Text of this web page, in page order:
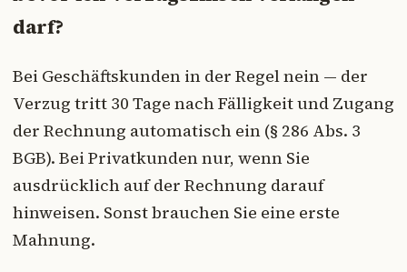
darf?
Bei Geschäftskunden in der Regel nein — der
Verzug tritt 30 Tage nach Fälligkeit und Zugang
der Rechnung automatisch ein (§ 286 Abs. 3
BGB). Bei Privatkunden nur, wenn Sie
ausdrücklich auf der Rechnung darauf
hinweisen. Sonst brauchen Sie eine erste
Mahnung.